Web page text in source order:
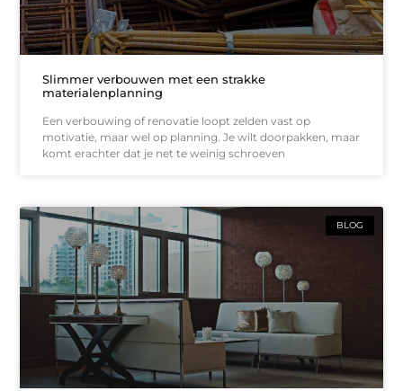
Slimmer verbouwen met een strakke
materialenplanning
Een verbouwing of renovatie loopt zelden vast op
motivatie, maar wel op planning. Je wilt doorpakken, maar
komt erachter dat je net te weinig schroeven
BLOG